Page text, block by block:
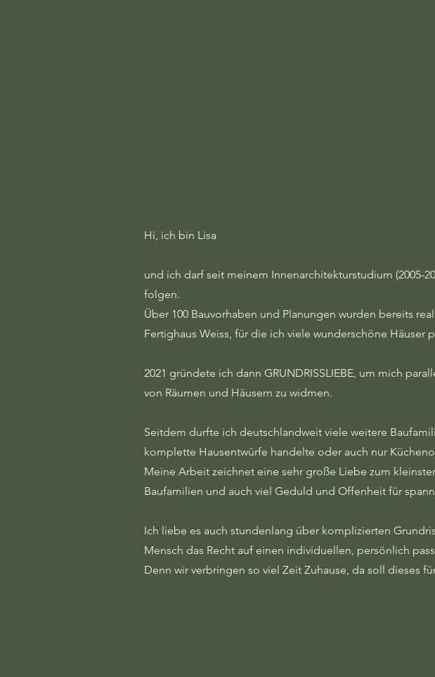
Hi, ich bin Lisa
und ich darf seit meinem Innenarchitekturstudium (2005-
folgen.
Über 100 Bauvorhaben und Planungen wurden bereits
Fertighaus Weiss, für die ich viele wunderschöne Häuser
2021 gründete ich dann GRUNDRISSLIEBE, um mich
von Räumen und Häusern zu widmen.
Seitdem durfte ich deutschlandweit viele weitere
komplette Hausentwürfe handelte oder auch nur
Meine Arbeit zeichnet eine sehr große Liebe zum
Baufamilien und auch viel Geduld und Offenheit für
Ich liebe es auch stundenlang über komplizierten
Mensch das Recht auf einen individuellen, persönlich
Denn wir verbringen so viel Zeit Zuhause, da soll dieses